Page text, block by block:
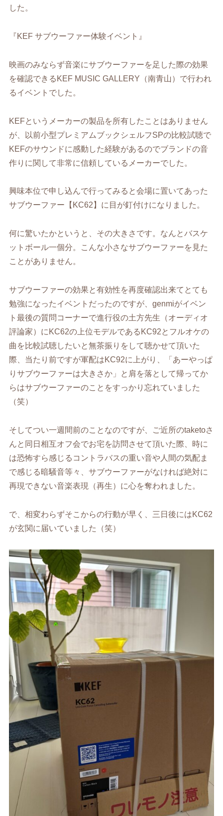
した。
『KEFサブウーファー体験イベント』
映画のみならず音楽にサブウーファーを足した際の効果
を確認できる KEF MUSIC GALLERY （南青山）で行われ
るイベントでした。
KEFというメーカーの製品を所有したことはありません
が、以前小型プレミアムブックシェルフSPの比較試聴で
KEFのサウンドに感動した経験があるのでブランドの音
作りに関して非常に信頼しているメーカーでした。
興味本位で申し込んで行ってみると会場に置いてあった
サブウーファー【 KC62 】に目が釘付けになりました。
何に驚いたかというと、その大きさです。なんとバスケ
ットボール一個分。こんな小さなサブウーファーを見た
ことがありません。
サブウーファーの効果と有効性を再度確認出来てとても
勉強になったイベントだったのですが、genmiがイベン
ト最後の質問コーナーで進行役の土方先生（オーディオ
評論家）に KC62の上位モデルである KC92とフルオケの
曲を比較試聴したいと無茶振りをして聴かせて頂いた
際、当たり前ですが軍配はKC92に上がり、「あーやっぱ
りサブウーファーは大きさか」と肩を落として帰ってか
らはサブウーファーのことをすっかり忘れていました
（笑）
そ してつい一週間前のことなのですが、ご近所のtaketoさ
んと同日相互オフ会でお宅を訪問させて頂いた際、時に
は恐怖すら感じるコントラバスの重い音や人間の気配ま
で感じる暗騒音等々、サブウーファーがなければ絶対に
再現できない音楽表現（再生）に心を奪われました。
で、相変わらずそこからの行動が早く、三日後にはKC62
が玄関に届いていました（笑）